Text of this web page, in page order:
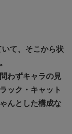
て、そこから状
わずキャラの見
ック・キャット
んとした構成な